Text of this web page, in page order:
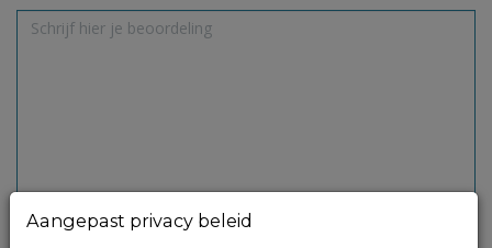
Aangepast privacy beleid